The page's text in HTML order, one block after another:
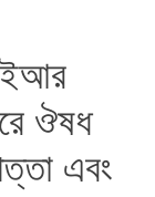
ঔষধ
এবং